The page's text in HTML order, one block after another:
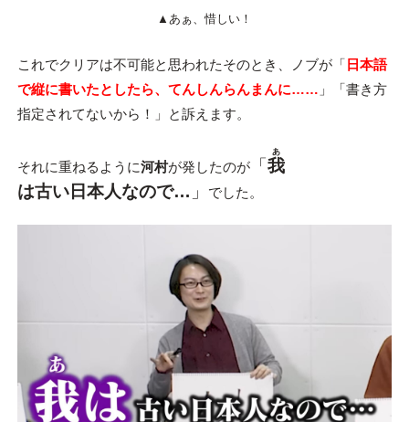
▲あぁ、惜しい！
これでクリアは不可能と思われたそのとき、ノブが「 日本語
で縦に書いたとしたら、てんしんらんまんに…… 」「書き方
指定されてないから！」と訴えます。
それに重ねるように河村が発したのが「我
あ
は古い日本人なので… 」 でした。